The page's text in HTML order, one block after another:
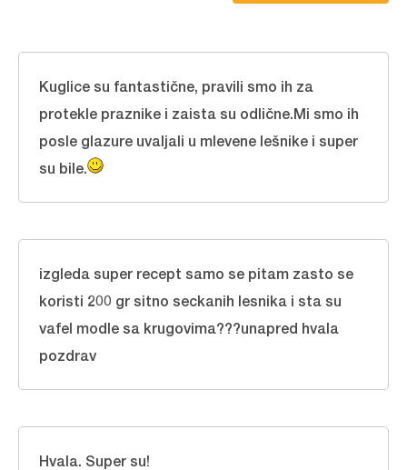
Kuglice su fantastične, pravili smo ih za
protekle praznike i zaista su odlične.Mi smo ih
posle glazure uvaljali u mlevene lešnike i super
su bile.
izgleda super recept samo se pitam zasto se
koristi 200 gr sitno seckanih lesnika i sta su
vafel modle sa krugovima???unapred hvala
pozdrav
Hvala. Super su!